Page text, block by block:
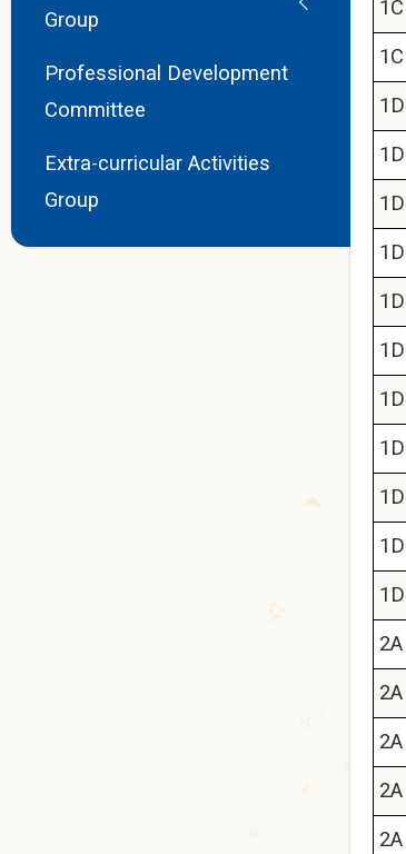
1C
1C
1D
1D
1D
1D
1D
1D
1D
1D
1D
1D
1D
2A
2A
2A
2A
2A
Group
Professional Development
Committee
Extra-curricular Activities
Group